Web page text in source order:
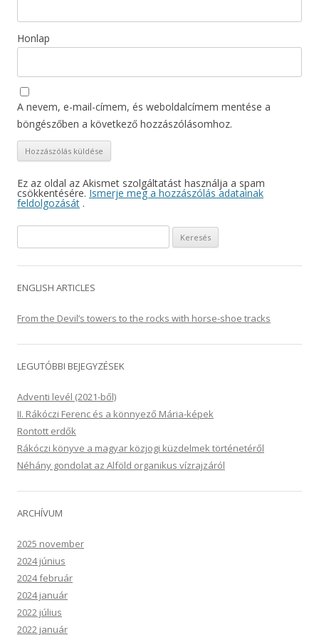
Honlap
A nevem, e-mail-címem, és weboldalcímem mentése a
böngészőben a következő hozzászólásomhoz.
Ez az oldal az Akismet szolgáltatást használja a spam
csökkentésére. Ismerje meg a hozzászólás adatainak
feldolgozását .
ENGLISH ARTICLES
From the Devil’s towers to the rocks with horse-shoe tracks
LEGUTÓBBI BEJEGYZÉSEK
Adventi levél (2021-ből)
II. Rákóczi Ferenc és a könnyező Mária-képek
Rontott erdők
Rákóczi könyve a magyar közjogi küzdelmek történetéről
Néhány gondolat az Alföld organikus vízrajzáról
ARCHÍVUM
2025 november
2024 június
2024 február
2024 január
2022 július
2022 január